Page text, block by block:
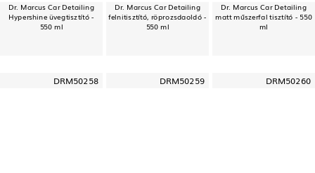
Dr. Marcus Car Detailing
Hypershine üvegtisztító -
550 ml
Dr. Marcus Car Detailing
felnitisztító, röprozsdaoldó -
550 ml
Dr. Marcus Car Detailing
matt műszerfal tisztító - 550
ml
DRM50258 DRM50259 DRM50260